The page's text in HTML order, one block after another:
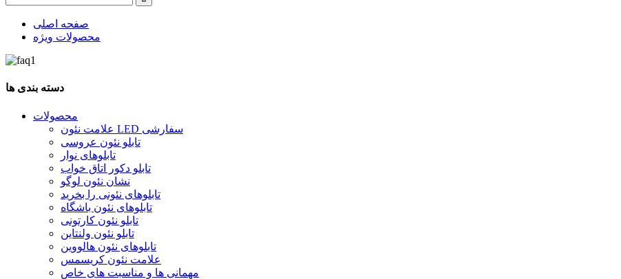
صفحه اصلی
محصولات ویژه
دسته بندی ها
محصولات
علامت نئون LED سفارشی
تابلو نئون عروسی
تابلوهای نوار
تابلو دکور اتاق خواب
نشان نئون لوگو
تابلوهای نئونی را بخرید
تابلوهای نئون باشگاه
تابلو نئون کارتونی
تابلو نئون ولنتاین
تابلوهای نئون هالووین
علامت نئون کریسمس
مهمانی ها و مناسبت های خاص